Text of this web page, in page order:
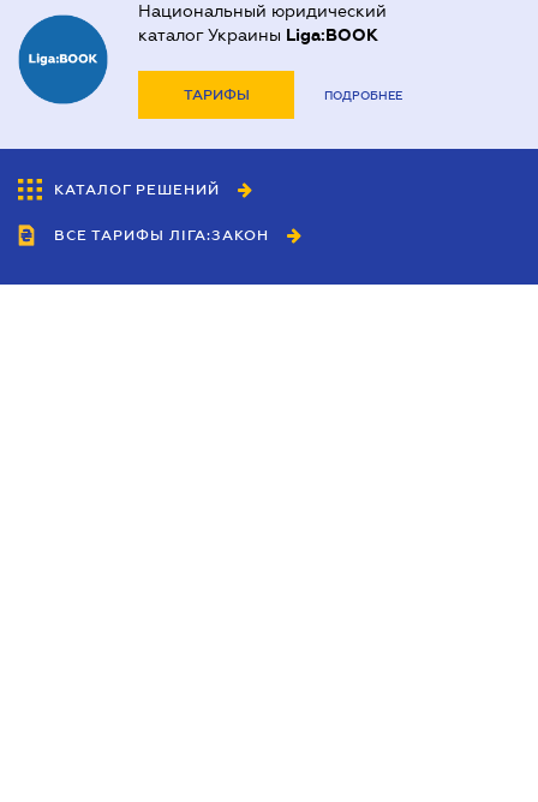
Национальный юридический
каталог Украины Liga:BOOK
ТАРИФЫ ПОДРОБНЕЕ
КАТАЛОГ РЕШЕНИЙ
ВСЕ ТАРИФЫ ЛІГА:ЗАКОН